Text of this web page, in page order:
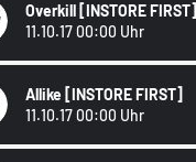
Overkill [INSTORE FIRST]
11.10.17 00:00 Uhr
Allike [INSTORE FIRST]
11.10.17 00:00 Uhr